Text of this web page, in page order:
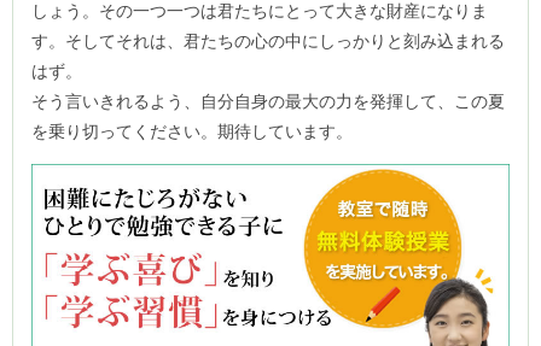
しょう。その一つ一つは君たちにとって大きな財産になりま
す。そしてそれは、君たちの心の中にしっかりと刻み込まれる
はず。
そう言いきれるよう、自分自身の最大の力を発揮して、この夏
を乗り切ってください。期待しています。